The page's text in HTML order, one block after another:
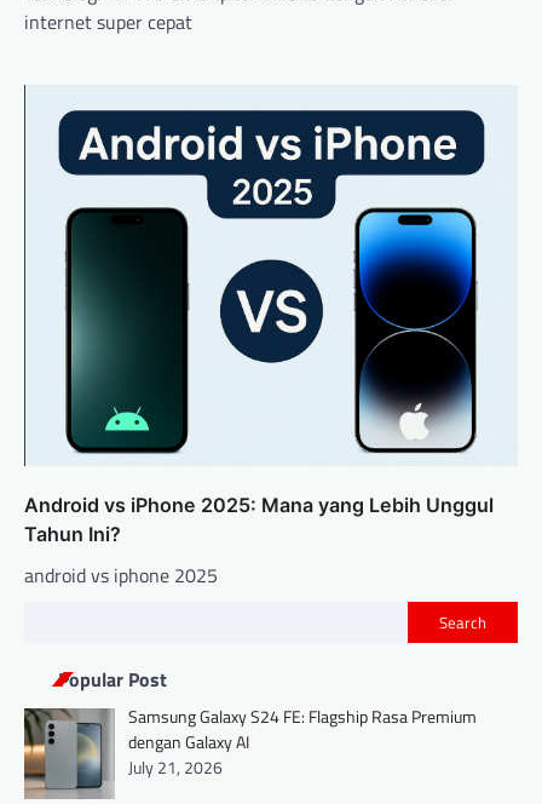
internet super cepat
Android vs iPhone 2025: Mana yang Lebih Unggul
Tahun Ini?
android vs iphone 2025
Search
Popular Post
Samsung Galaxy S24 FE: Flagship Rasa Premium
dengan Galaxy AI
July 21, 2026